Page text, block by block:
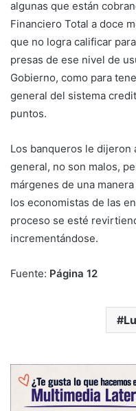
algunas que están
Financiero Total a doce
que no logra calificar
presas de ese nivel de
Gobierno, como para
general del sistema
puntos.
Los banqueros le dijeron
general, no son malos,
márgenes de una
los economistas de las
proceso se esté
incrementándose.
Fuente: Página 12